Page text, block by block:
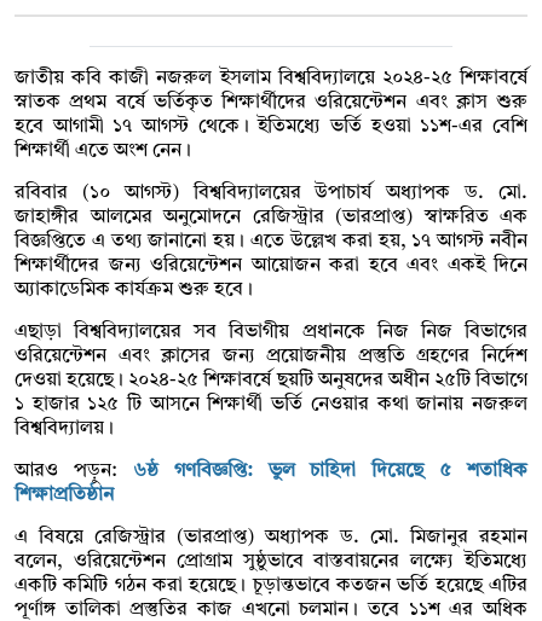
জাতীয় কবি কাজী নজরুল ইসলাম বিশ্ববিদ্যালয়ে ২০২৪-২৫ শিক্ষাবর্ষে
স্নাতক প্রথম বর্ষে ভর্তিকৃত শিক্ষার্থীদের ওরিয়েন্টেশন এবং ক্লাস শুরু
হবে আগামী ১৭ আগস্ট থেকে। ইতিমধ্যে ভর্তি হওয়া ১১শ-এর বেশি
শিক্ষার্থী এতে অংশ নেন।
রবিবার (১০ আগস্ট) বিশ্ববিদ্যালয়ের উপাচার্য অধ্যাপক ড. মো.
জাহাঙ্গীর আলমের অনুমোদনে রেজিস্ট্রার (ভারপ্রাপ্ত) স্বাক্ষরিত এক
বিজ্ঞপ্তিতে এ তথ্য জানানো হয়। এতে উল্লেখ করা হয়, ১৭ আগস্ট নবীন
শিক্ষার্থীদের জন্য ওরিয়েন্টেশন আয়োজন করা হবে এবং একই দিনে
অ্যাকাডেমিক কার্যক্রম শুরু হবে।
এছাড়া বিশ্ববিদ্যালয়ের সব বিভাগীয় প্রধানকে নিজ নিজ বিভাগের
ওরিয়েন্টেশন এবং ক্লাসের জন্য প্রয়োজনীয় প্রস্তুতি গ্রহণের নির্দেশ
দেওয়া হয়েছে। ২০২৪-২৫ শিক্ষাবর্ষে ছয়টি অনুষদের অধীন ২৫টি বিভাগে
১ হাজার ১২৫ টি আসনে শিক্ষার্থী ভর্তি নেওয়ার কথা জানায় নজরুল
বিশ্ববিদ্যালয়।
আরও পড়ুন: ৬ষ্ঠ গণবিজ্ঞপ্তি: ভুল চাহিদা দিয়েছে ৫ শতাধিক
শিক্ষাপ্রতিষ্ঠান
এ বিষয়ে রেজিস্ট্রার (ভারপ্রাপ্ত) অধ্যাপক ড. মো. মিজানুর রহমান
বলেন, ওরিয়েন্টেশন প্রোগ্রাম সুষ্ঠুভাবে বাস্তবায়নের লক্ষ্যে ইতিমধ্যে
একটি কমিটি গঠন করা হয়েছে। চূড়ান্তভাবে কতজন ভর্তি হয়েছে এটির
পূর্ণাঙ্গ তালিকা প্রস্তুতির কাজ এখনো চলমান। তবে ১১শ এর অধিক